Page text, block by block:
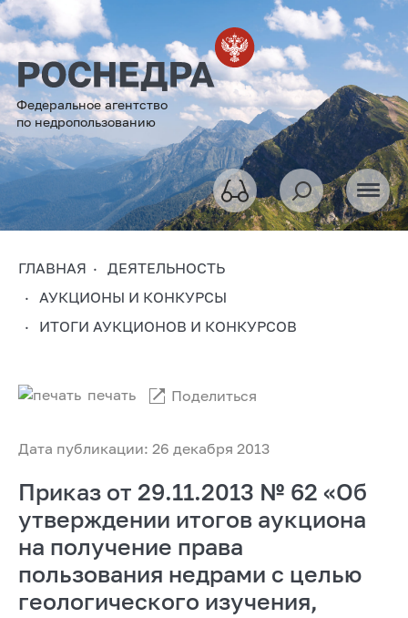
Федеральное агентство
по недропользованию
ГЛАВНАЯ
ДЕЯТЕЛЬНОСТЬ
АУКЦИОНЫ И КОНКУРСЫ
ИТОГИ АУКЦИОНОВ И КОНКУРСОВ
Дата публикации: 26 декабря 2013
печать Поделиться
Приказ от 29.11.2013 № 62 «Об
утверждении итогов аукциона
на получение права
пользования недрами с целью
геологического изучения,